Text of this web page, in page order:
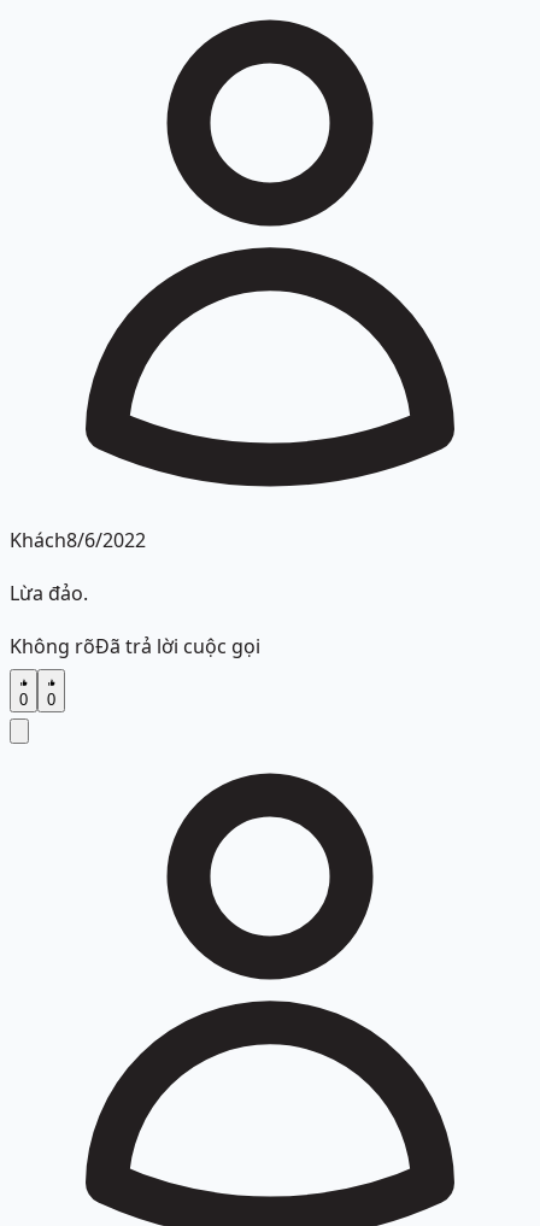
Khách8/6/2022
Lừa đảo.
Không rõĐã trả lời cuộc gọi
0 0